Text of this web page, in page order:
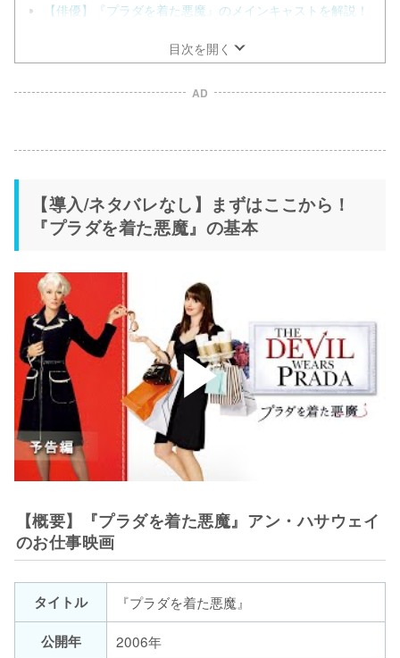
【俳優】『プラダを着た悪魔』のメインキャストを解説！
目次を開く
AD
【導入/ネタバレなし】まずはここから！
『プラダを着た悪魔』の基本
【概要】『プラダを着た悪魔』アン・ハサウェイ
のお仕事映画
タイトル
『プラダを着た悪魔』
公開年
2006年